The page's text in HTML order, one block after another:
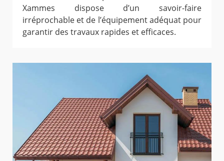
Xammes dispose d’un savoir-faire
irréprochable et de l’équipement adéquat pour
garantir des travaux rapides et efficaces.